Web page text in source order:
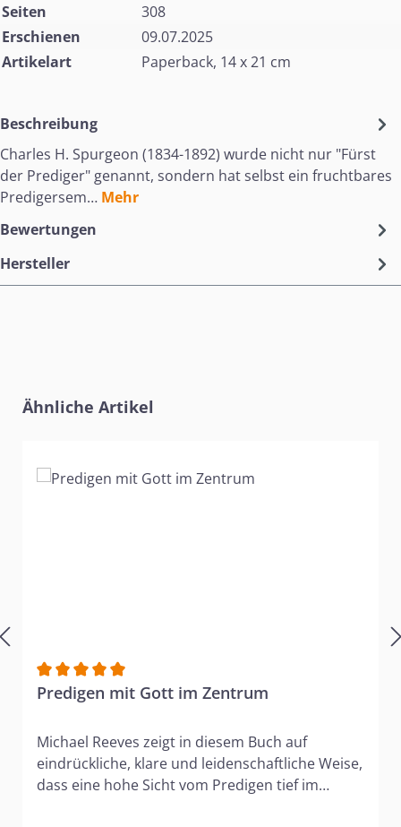
Seiten
308
Erschienen
09.07.2025
Artikelart
Paperback, 14 x 21 cm
Beschreibung
Charles H. Spurgeon (1834-1892) wurde nicht nur "Fürst
der Prediger" genannt, sondern hat selbst ein fruchtbares
Predigersem… Mehr
Bewertungen
Hersteller
Produktgalerie überspringen
Ähnliche Artikel
Durchschnittliche Bewertung von 5 von 5 Sternen
Predigen mit Gott im Zentrum
Michael Reeves zeigt in diesem Buch auf
eindrückliche, klare und leidenschaftliche Weise,
dass eine hohe Sicht vom Predigen tief im